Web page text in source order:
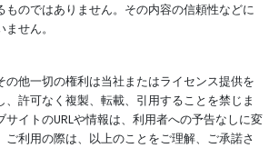
ものではありません。その内容の信頼性などに
せん。
の他一切の権利は当社またはライセンス提供を
、許可なく複製、転載、引用することを禁じま
イトのURLや情報は、利用者への予告なしに変
ご利用の際は、以上のことをご理解、ご承諾さ